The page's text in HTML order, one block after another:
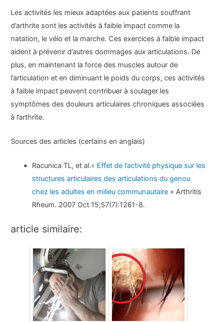
Les activités les mieux adaptées aux patients souffrant
d’arthrite sont les activités à faible impact comme la
natation, le vélo et la marche. Ces exercices à faible impact
aident à prévenir d’autres dommages aux articulations. De
plus, en maintenant la force des muscles autour de
l’articulation et en diminuant le poids du corps, ces activités
à faible impact peuvent contribuer à soulager les
symptômes des douleurs articulaires chroniques associées
à l’arthrite.
Sources des articles (certains en anglais)
Racunica TL, et al.« Effet de l’activité physique sur les
structures articulaires des articulations du genou
chez les adultes en milieu communautaire » Arthritis
Rheum. 2007 Oct 15;57(7):1261-8.
article similaire: